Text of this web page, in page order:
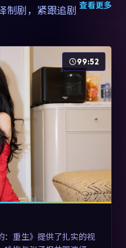
制剧，紧跟追剧 查看更多
99:52
：重生》提供了扎实的视